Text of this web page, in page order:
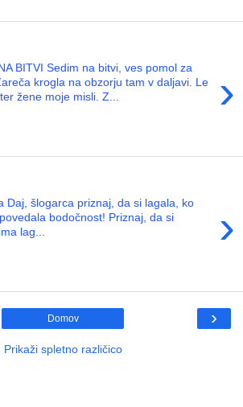
›
BITVI Sedim na bitvi, ves pomol za
krogla na obzorju tam v daljavi. Le
žene moje misli. Z...
›
Daj, šlogarca priznaj, da si lagala, ko
bodočnost! Priznaj, da si
lag...
›
Domov
Prikaži spletno različico